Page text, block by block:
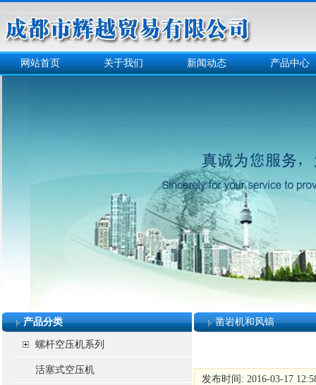
网站首页 关于我们 新闻动态 产品中心
产品分类
螺杆空压机系列
活塞式空压机
凿岩机和风镐
发布时间: 2016-03-17